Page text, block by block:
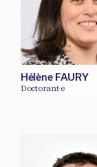
Hélène FAURY
Doctorant·e